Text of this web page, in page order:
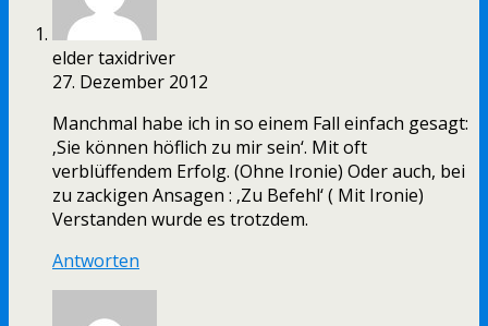
elder taxidriver
27. Dezember 2012
Manchmal habe ich in so einem Fall einfach gesagt:
‚Sie können höflich zu mir sein‘. Mit oft
verblüffendem Erfolg. (Ohne Ironie) Oder auch, bei
zu zackigen Ansagen : ‚Zu Befehl‘ ( Mit Ironie)
Verstanden wurde es trotzdem.
Antworten